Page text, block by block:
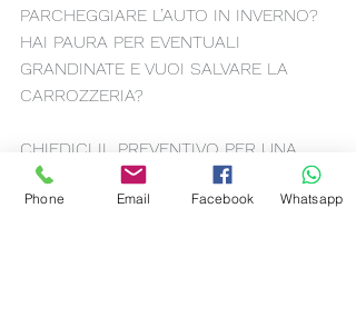
PARCHEGGIARE L’AUTO IN INVERNO?
HAI PAURA PER EVENTUALI
GRANDINATE E VUOI SALVARE LA
CARROZZERIA?
CHIEDICI IL PREVENTIVO PER UNA
PERGOLA AL 3288290198
Phone Email Facebook Whatsapp